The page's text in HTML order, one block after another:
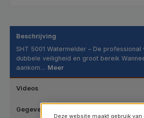
Beschrijving
SHT 5001 Watermelder – De professional
dubbele veiligheid en groot bereik
aankom… Meer
Videos
Gegevensblad
Deze website maakt gebruik